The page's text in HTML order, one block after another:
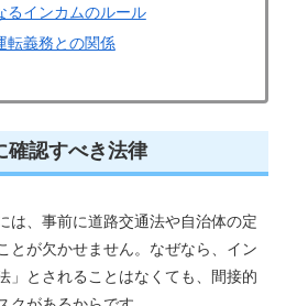
るインカムのルール
転義務との関係
確認すべき法律
は、事前に道路交通法や自治体の定
とが欠かせません。なぜなら、イン
」とされることはなくても、間接的